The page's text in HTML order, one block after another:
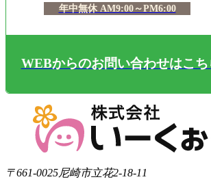
年中無休 AM9:00～PM6:00
WEBからのお問い合わせはこち
〒661-0025尼崎市立花2-18-11